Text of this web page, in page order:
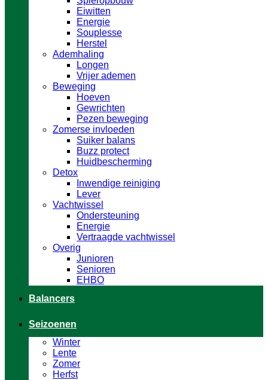
Eiwitten
Energie
Souplesse
Herstel
Ademhaling
Longen
Vrijer ademen
Beweging
Hoeven
Gewrichten
Pezen beweging
Zomerse invloeden
Suiker balans
Buzz protect
Huidbescherming
Detox
Inwendige reiniging
Lever
Vachtwissel
Ondersteuning
Energie
Vertraagde vachtwissel
Overig
Junioren
Senioren
EHBO
Balancers
Seizoenen
Winter
Lente
Zomer
Herfst